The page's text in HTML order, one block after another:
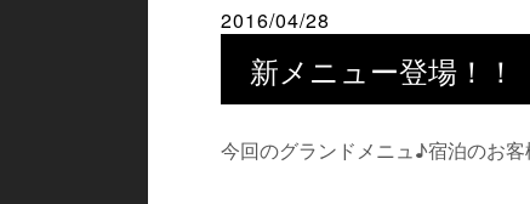
2016/04/28
新メニュー登場！！
今回のグランドメニュ♪宿泊のお